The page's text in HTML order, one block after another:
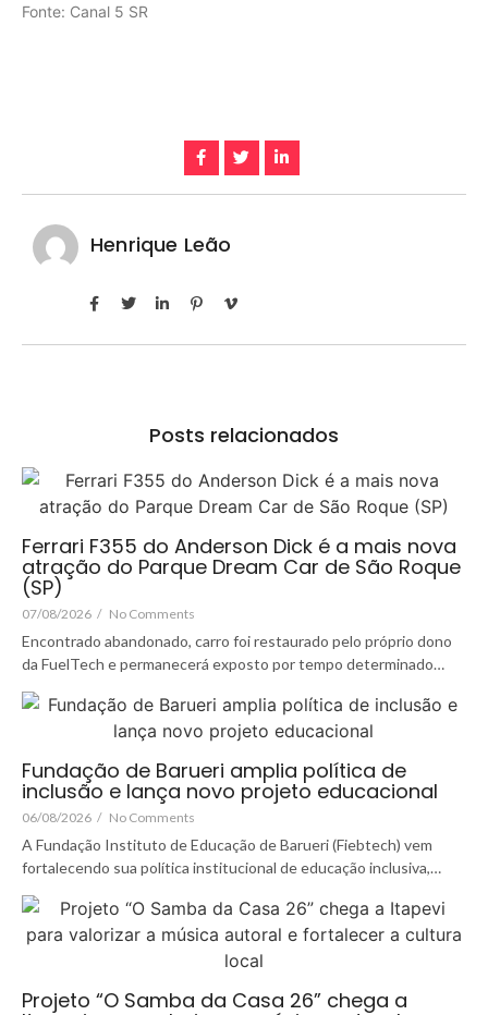
Fonte: Canal 5 SR
Henrique Leão
Posts relacionados
Ferrari F355 do Anderson Dick é a mais nova
atração do Parque Dream Car de São Roque
(SP)
07/08/2026 / No Comments
Encontrado abandonado, carro foi restaurado pelo próprio dono
da FuelTech e permanecerá exposto por tempo determinado…
Fundação de Barueri amplia política de
inclusão e lança novo projeto educacional
06/08/2026 / No Comments
A Fundação Instituto de Educação de Barueri (Fiebtech) vem
fortalecendo sua política institucional de educação inclusiva,…
Projeto “O Samba da Casa 26” chega a